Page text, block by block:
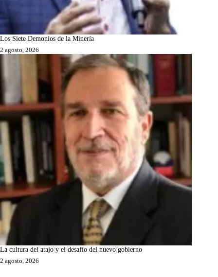
Los Siete Demonios de la Minería
2 agosto, 2026
La cultura del atajo y el desafío del nuevo gobierno
2 agosto, 2026